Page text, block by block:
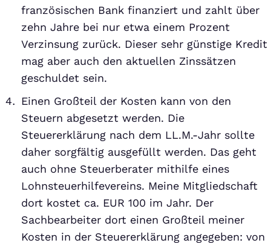
französischen Bank finanziert und zahlt über
zehn Jahre bei nur etwa einem Prozent
Verzinsung zurück. Dieser sehr günstige Kredit
mag aber auch den aktuellen Zinssätzen
geschuldet sein.
Einen Großteil der Kosten kann von den
Steuern abgesetzt werden. Die
Steuererklärung nach dem LL.M.-Jahr sollte
daher sorgfältig ausgefüllt werden. Das geht
auch ohne Steuerberater mithilfe eines
Lohnsteuerhilfevereins. Meine Mitgliedschaft
dort kostet ca. EUR 100 im Jahr. Der
Sachbearbeiter dort einen Großteil meiner
Kosten in der Steuererklärung angegeben: von